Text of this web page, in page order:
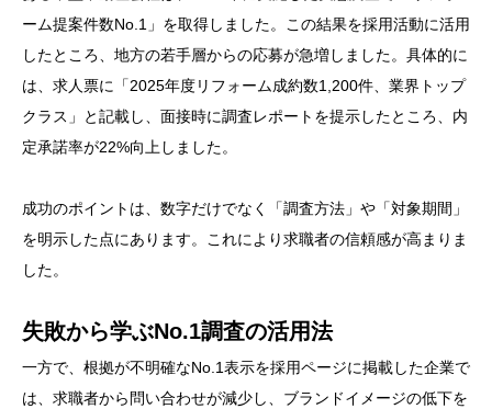
ーム提案件数No.1」を取得しました。この結果を採用活動に活用
したところ、地方の若手層からの応募が急増しました。具体的に
は、求人票に「2025年度リフォーム成約数1,200件、業界トップ
クラス」と記載し、面接時に調査レポートを提示したところ、内
定承諾率が22%向上しました。
成功のポイントは、数字だけでなく「調査方法」や「対象期間」
を明示した点にあります。これにより求職者の信頼感が高まりま
した。
失敗から学ぶNo.1調査の活用法
一方で、根拠が不明確なNo.1表示を採用ページに掲載した企業で
は、求職者から問い合わせが減少し、ブランドイメージの低下を